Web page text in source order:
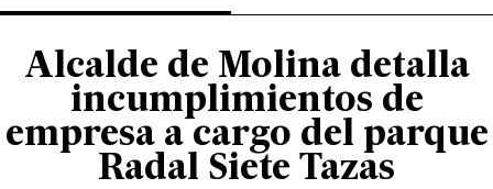
Alcalde de Molina detalla
incumplimientos de
empresa a cargo del parque
Radal Siete Tazas